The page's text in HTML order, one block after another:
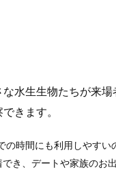
水生生物たちが来
きます。
時間にも利用しやすい
き、デートや家族のお